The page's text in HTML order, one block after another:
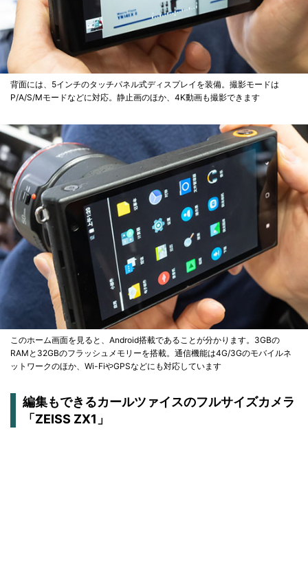
背面には、5インチのタッチパネル式ディスプレイを装備。撮影モードは
P/A/S/Mモードなどに対応。静止画のほか、4K動画も撮影できます
このホーム画面を見ると、Android搭載であることが分かります。3GBの
RAMと32GBのフラッシュメモリーを搭載。通信機能は4G/3Gのモバイルネ
ットワークのほか、Wi-FiやGPSなどにも対応しています
編集もできるカールツァイスのフルサイズカメラ
「ZEISS ZX1」